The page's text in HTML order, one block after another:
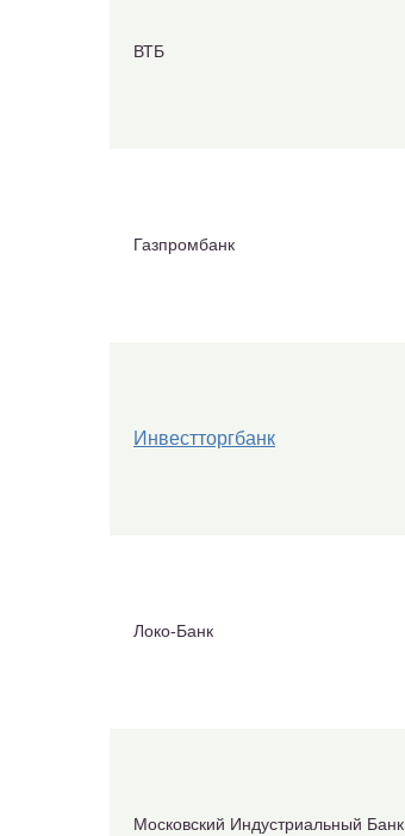
ВТБ
Газпромбанк
Инвестторгбанк
Локо-Банк
Московский Индустриальный Банк